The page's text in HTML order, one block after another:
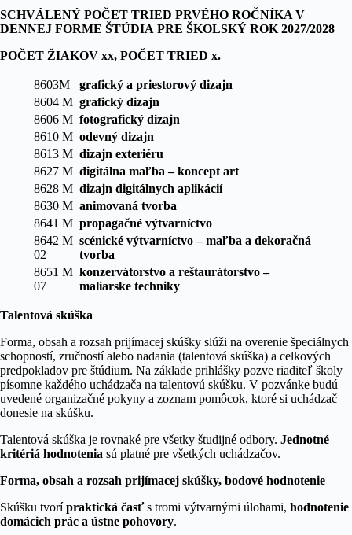
SCHVÁLENÝ POČET TRIED PRVÉHO ROČNÍKA V
DENNEJ FORME ŠTÚDIA PRE ŠKOLSKÝ ROK 2027/2028
POČET ŽIAKOV xx, POČET TRIED x.
8603M
grafický a priestorový dizajn
8604 M grafický dizajn
8606 M fotografický dizajn
8610 M odevný dizajn
8613 M dizajn exteriéru
8627 M digitálna maľba – koncept art
8628 M dizajn digitálnych aplikácií
8630 M animovaná tvorba
8641 M propagačné výtvarníctvo
8642 M
02
scénické výtvarníctvo – maľba a dekoračná
tvorba
8651 M
07
konzervátorstvo a reštaurátorstvo –
maliarske techniky
Talentová skúška
Forma, obsah a rozsah prijímacej skúšky slúži na overenie špeciálnych
schopností, zručností alebo nadania (talentová skúška) a celkových
predpokladov pre štúdium. Na základe prihlášky pozve riaditeľ školy
písomne každého uchádzača na talentovú skúšku. V pozvánke budú
uvedené organizačné pokyny a zoznam pomôcok, ktoré si uchádzač
donesie na skúšku.
Talentová skúška je rovnaké pre všetky študijné odbory. Jednotné
kritériá hodnotenia sú platné pre všetkých uchádzačov.
Forma, obsah a rozsah prijímacej skúšky, bodové hodnotenie
Skúšku tvorípraktická časťs tromi výtvarnými úlohami, hodnotenie
domácich prác a ústne pohovory.